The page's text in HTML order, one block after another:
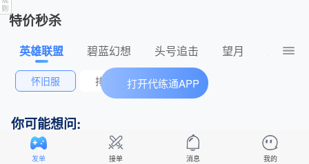
打开代练通APP
特价秒杀
英雄联盟 碧蓝幻想 头号追击 望月 王者荣
怀旧服 排位赛
你可能想问:
怎么自己定价格、自定义标题发单？
发单 接单 消息 我的